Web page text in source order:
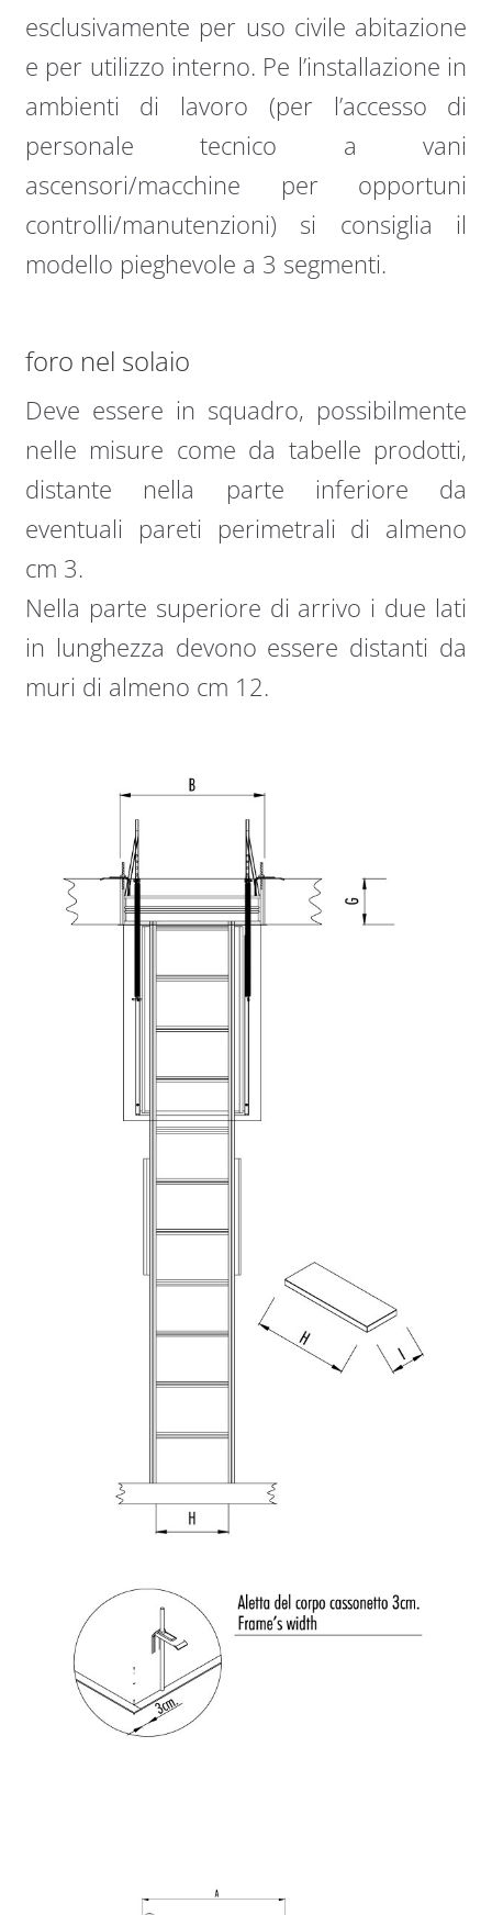
esclusivamente per uso civile abitazione
e per utilizzo interno. Pe l’installazione in
ambienti di lavoro (per l’accesso di
personale tecnico a vani
ascensori/macchine per opportuni
controlli/manutenzioni) si consiglia il
modello pieghevole a 3 segmenti.
foro nel solaio
Deve essere in squadro, possibilmente
nelle misure come da tabelle prodotti,
distante nella parte inferiore da
eventuali pareti perimetrali di almeno
cm 3.
Nella parte superiore di arrivo i due lati
in lunghezza devono essere distanti da
muri di almeno cm 12.